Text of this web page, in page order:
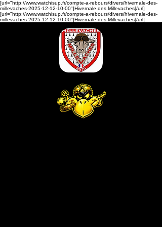
[url="http://www.watchisup.fr/compte-a-rebours/divers/hivernale-des-
millevaches-2025-12-12-10-00"]Hivernale des Millevaches[/url]
[url="http://www.watchisup.fr/compte-a-rebours/divers/hivernale-des-
millevaches-2025-12-12-10-00"]Hivernale des Millevaches[/url]